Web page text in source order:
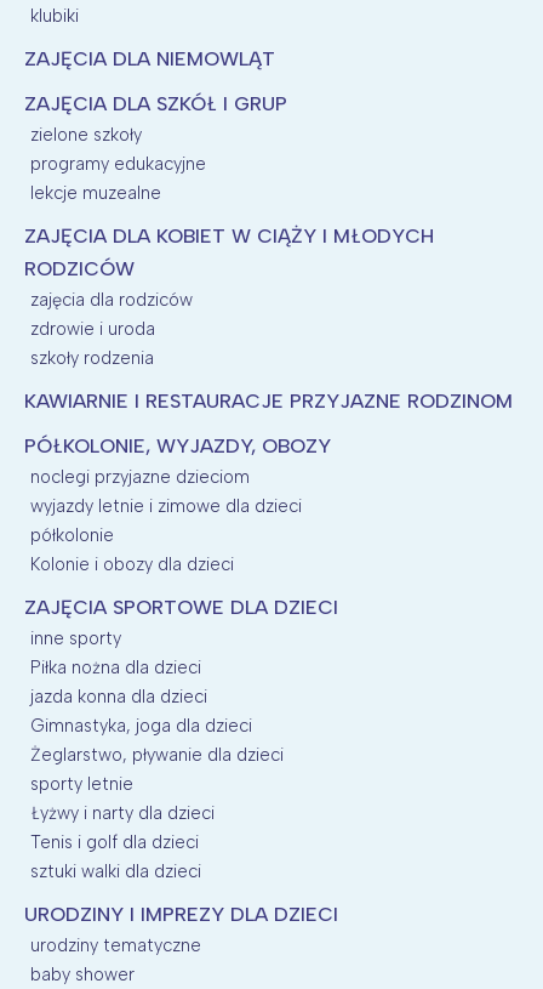
klubiki
ZAJĘCIA DLA NIEMOWLĄT
ZAJĘCIA DLA SZKÓŁ I GRUP
zielone szkoły
programy edukacyjne
lekcje muzealne
ZAJĘCIA DLA KOBIET W CIĄŻY I MŁODYCH
RODZICÓW
zajęcia dla rodziców
zdrowie i uroda
szkoły rodzenia
KAWIARNIE I RESTAURACJE PRZYJAZNE RODZINOM
PÓŁKOLONIE, WYJAZDY, OBOZY
noclegi przyjazne dzieciom
wyjazdy letnie i zimowe dla dzieci
półkolonie
Kolonie i obozy dla dzieci
ZAJĘCIA SPORTOWE DLA DZIECI
inne sporty
Piłka nożna dla dzieci
jazda konna dla dzieci
Gimnastyka, joga dla dzieci
Żeglarstwo, pływanie dla dzieci
sporty letnie
Łyżwy i narty dla dzieci
Tenis i golf dla dzieci
sztuki walki dla dzieci
URODZINY I IMPREZY DLA DZIECI
urodziny tematyczne
baby shower